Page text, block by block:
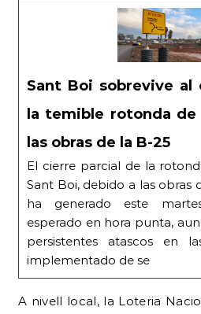
Sant Boi sobrevive al
la temible rotonda de
las obras de la B-25
El cierre parcial de la
Sant Boi, debido a las obras
ha generado este
esperado en hora punta,
persistentes atascos en
implementado de se
A nivell local, la Loteria